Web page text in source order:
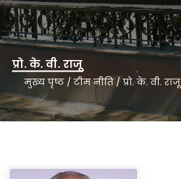
मुख्य पृष्ठ/टीम नीति /प्रो. के. वी. राजू
प्रो. के. वी. राजू